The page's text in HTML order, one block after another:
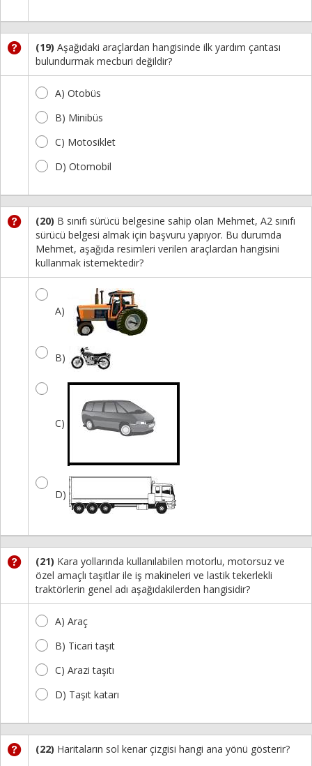
(19) Aşağıdaki araçlardan hangisinde ilk yardım çantası
bulundurmak mecburi değildir?
A) Otobüs
B) Minibüs
C) Motosiklet
D) Otomobil
(20) B sınıfı sürücü belgesine sahip olan Mehmet, A2 sınıfı
sürücü belgesi almak için başvuru yapıyor. Bu durumda
Mehmet, aşağıda resimleri verilen araçlardan hangisini
kullanmak istemektedir?
A)
B)
C)
D)
(21) Kara yollarında kullanılabilen motorlu, motorsuz ve
özel amaçlı taşıtlar ile iş makineleri ve lastik tekerlekli
traktörlerin genel adı aşağıdakilerden hangisidir?
A) Araç
B) Ticari taşıt
C) Arazi taşıtı
D) Taşıt katarı
(22) Haritaların sol kenar çizgisi hangi ana yönü gösterir?